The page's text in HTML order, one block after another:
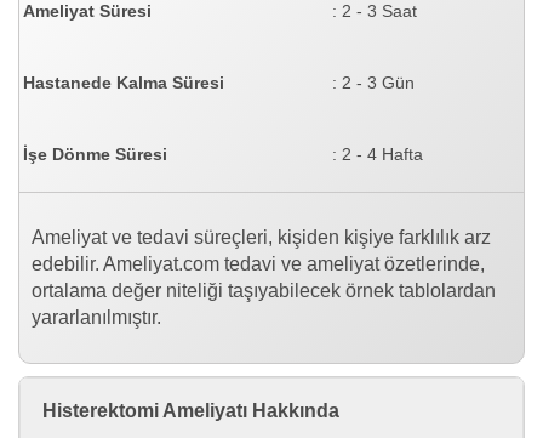
Ameliyat Süresi : 2 - 3 Saat
Hastanede Kalma Süresi : 2 - 3 Gün
İşe Dönme Süresi : 2 - 4 Hafta
Ameliyat ve tedavi süreçleri, kişiden kişiye farklılık arz
edebilir. Ameliyat.com tedavi ve ameliyat özetlerinde,
ortalama değer niteliği taşıyabilecek örnek tablolardan
yararlanılmıştır.
Histerektomi Ameliyatı Hakkında